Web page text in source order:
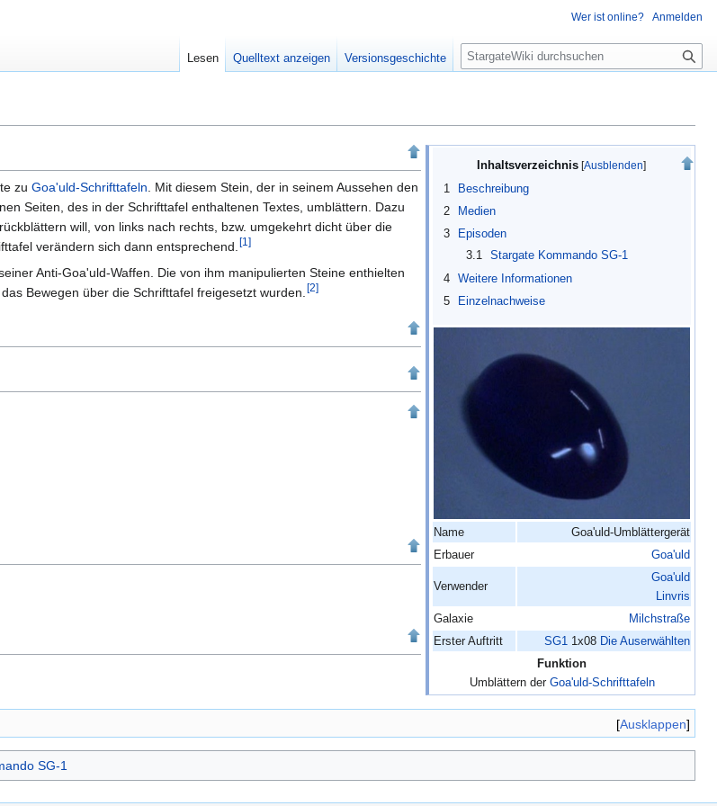
Inhaltsverzeichnis
1
Beschreibung
2
Medien
3
Episoden
3.1
Stargate Kommando SG-1
4
Weitere Informationen
5
Einzelnachweise
Name
Goa'uld-Umblättergerät
Erbauer
Goa'uld
Verwender
Goa'uld
Linvris
Galaxie
Milchstraße
Erster Auftritt
SG1 1x08 Die Auserwählten
Funktion
Umblättern der Goa'uld-Schrifttafeln
zu Goa'uld-Schrifttafeln . Mit diesem Stein, der in seinem Aussehen den
Seiten, des in der Schrifttafel enthaltenen Textes, umblättern. Dazu
will, von links nach rechts, bzw. umgekehrt dicht über die
verändern sich dann entsprechend. [1 ]
Anti-Goa'uld-Waffen. Die von ihm manipulierten Steine enthielten
Bewegen über die Schrifttafel freigesetzt wurden. [2]
Ausklappen
SG-1
Wer ist online? Anmelden
Lesen Quelltext anzeigen Versionsgeschichte
S
u
e